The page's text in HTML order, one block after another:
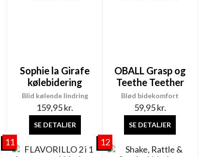
Blid kølende lindring
Sophie la Girafe
kølebidering
159,95kr.
SE DETALJER
Blød bidekomfort
OBALL Grasp og
Teethe Teether
59,95kr.
SE DETALJER
11 12